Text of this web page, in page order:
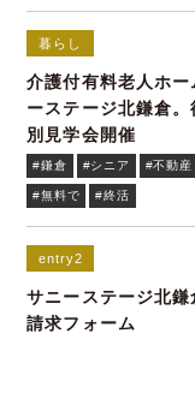
暮らし
介護付有料老人ホー
ーステージ北鎌倉。
別見学会開催
#鎌倉 #シニア #不動産
#無料で #終活
entry2
サニーステージ北鎌
請求フォーム